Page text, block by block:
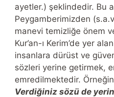
ayetler.) şeklindedir. Bu
Peygamberimizden
manevi temizliğe önem
Kur’an-ı Kerim’de yer
insanlara dürüst ve
sözleri yerine getirmek,
emredilmektedir.
Verdiğiniz sözü de